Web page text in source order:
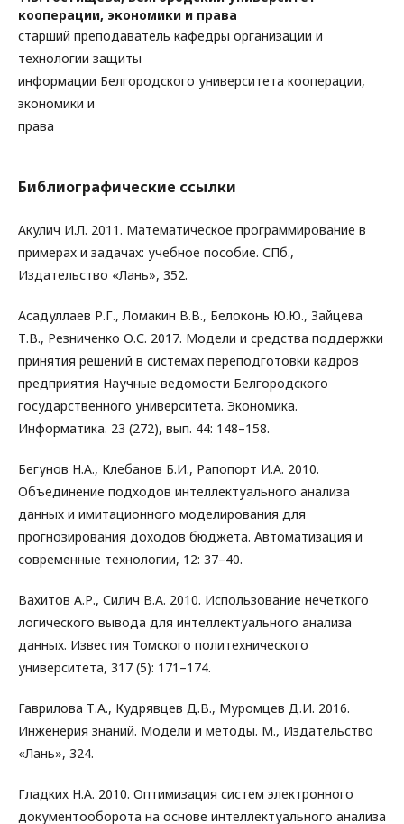
кооперации, экономики и права
старший преподаватель кафедры организации и
технологии защиты
информации Белгородского университета кооперации,
экономики и
права
Библиографические ссылки
Акулич И.Л. 2011. Математическое программирование в
примерах и задачах: учебное пособие. СПб.,
Издательство «Лань», 352.
Асадуллаев Р.Г., Ломакин В.В., Белоконь Ю.Ю., Зайцева
Т.В., Резниченко О.С. 2017. Модели и средства поддержки
принятия решений в системах переподготовки кадров
предприятия Научные ведомости Белгородского
государственного университета. Экономика.
Информатика. 23 (272), вып. 44: 148–158.
Бегунов Н.А., Клебанов Б.И., Рапопорт И.А. 2010.
Объединение подходов интеллектуального анализа
данных и имитационного моделирования для
прогнозирования доходов бюджета. Автоматизация и
современные технологии, 12: 37–40.
Вахитов А.Р., Силич В.А. 2010. Использование нечеткого
логического вывода для интеллектуального анализа
данных. Известия Томского политехнического
университета, 317 (5): 171–174.
Гаврилова Т.А., Кудрявцев Д.В., Муромцев Д.И. 2016.
Инженерия знаний. Модели и методы. М., Издательство
«Лань», 324.
Гладких Н.А. 2010. Оптимизация систем электронного
документооборота на основе интеллектуального анализа